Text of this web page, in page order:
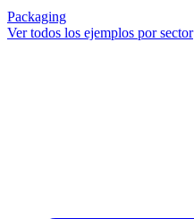
Packaging
Ver todos los ejemplos por sector